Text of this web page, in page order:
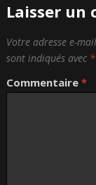
Laisser un
Votre adresse e-
sont indiqués avec *
Commentaire *